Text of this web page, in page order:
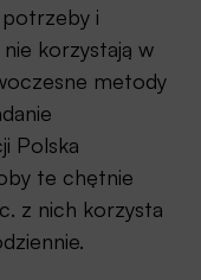
i
korzystają w
metody
Polska
te chętnie
z nich korzysta